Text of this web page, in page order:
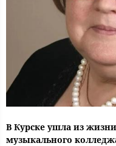
В Курске ушла из
музыкального